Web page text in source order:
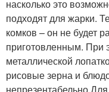
насколько это
подходят для жарки.
комков – он не будет
приготовленным. При
металлической
рисовые зерна и